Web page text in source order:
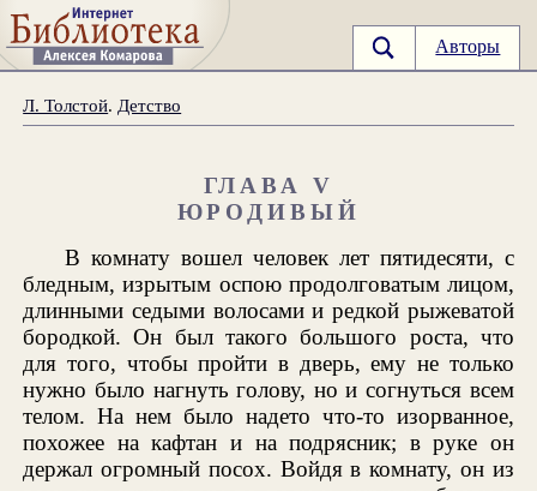
Авторы
Л. Толстой. Детство
ГЛАВА V
ЮРОДИВЫЙ
В комнату вошел человек лет пятидесяти, с
бледным, изрытым оспою продолговатым лицом,
длинными седыми волосами и редкой рыжеватой
бородкой. Он был такого большого роста, что
для того, чтобы пройти в дверь, ему не только
нужно было нагнуть голову, но и согнуться всем
телом. На нем было надето что-то изорванное,
похожее на кафтан и на подрясник; в руке он
держал огромный посох. Войдя в комнату, он из